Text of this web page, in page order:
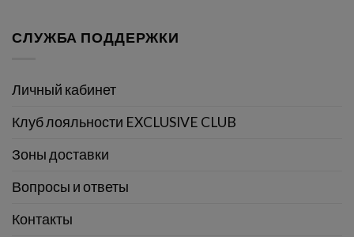
СЛУЖБА ПОДДЕРЖКИ
Личный кабинет
Клуб лояльности EXCLUSIVE CLUB
Зоны доставки
Вопросы и ответы
Контакты